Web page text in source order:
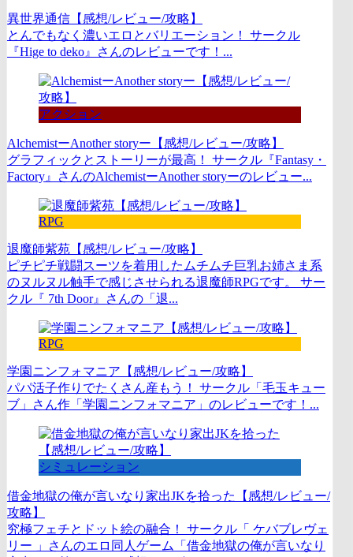
異世界通信【感想/レビュー/攻略】
とんでもなく濃いエロとバリエーション！ サークル
『Hige to deko』さんのレビューです！...
アクション
AlchemistーAnother storyー【感想/レビュー/攻略】
グラフィックとストーリーが最高！ サークル『Fantasy・
Factory』さんのAlchemistーAnother storyーのレビュー...
RPG
退魔師紫苑【感想/レビュー/攻略】
ピチピチ戦闘スーツを着用したムチムチ巨乳お姉さま系
のヌルヌル触手で感じさせられる退魔師RPGです。 サー
クル『 7th Door』さんの「退...
RPG
学園ニンフォマニア【感想/レビュー/攻略】
パパ活子作りでたくさん産もう！ サークル「毛玉キュー
ブ」さん作「学園ニンフォマニア」のレビューです！...
シミュレーション
借金地獄の俺が言いなり家出JKを拾った【感想/レビュー/
攻略】
究極フェチとドット絵の融合！ サークル「 ケバブレヴェ
リー 」さんのエロ同人ゲーム「借金地獄の俺が言いなり